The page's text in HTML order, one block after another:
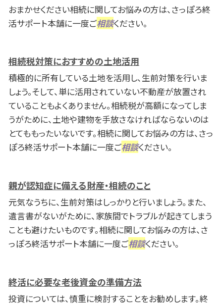
おまかせください相続に関してお悩みの方は、さっぽろ終
活サポート本舗に一度ご相談ください。
相続税対策におすすめの土地活用
積極的に所有している土地を活用し、生前対策を行いま
しょう。そして、単に活用されていない不動産が放置され
ていることもよくありません。相続税が高額になってしま
うがために、土地や建物を手放さなければならないのは
とてももったいないです。相続に関してお悩みの方は、さっ
ぽろ終活サポート本舗に一度ご相談ください。
親が認知症に備える財産・相続のこと
元気なうちに、生前対策はしっかりと行いましょう。また、
遺言書がないがために、家族間でトラブルが起きてしまう
ことも避けたいものです。相続に関してお悩みの方は、さ
っぽろ終活サポート本舗に一度ご相談ください。
終活に必要な老後資金の準備方法
投資については、慎重に検討することをお勧めします。終